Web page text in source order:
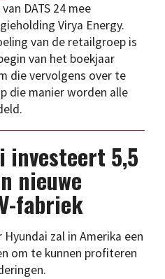
DATS 24 mee
Virya Energy.
van de retailgroep is
van het boekjaar
die vervolgens over te
die manier worden alle
investeert 5,5
nieuwe
fabriek
zal in Amerika een
om te kunnen profiteren